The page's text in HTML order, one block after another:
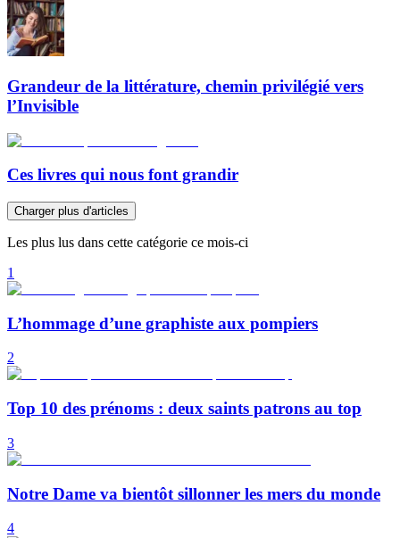
Grandeur de la littérature, chemin privilégié vers
l’Invisible
Ces livres qui nous font grandir
Charger plus d'articles
Les plus lus dans cette catégorie ce mois-ci
1
L’hommage d’une graphiste aux pompiers
2
Top 10 des prénoms : deux saints patrons au top
3
Notre Dame va bientôt sillonner les mers du monde
4